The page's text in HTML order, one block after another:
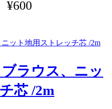
¥600
ラウス、ニッ
芯 /2m